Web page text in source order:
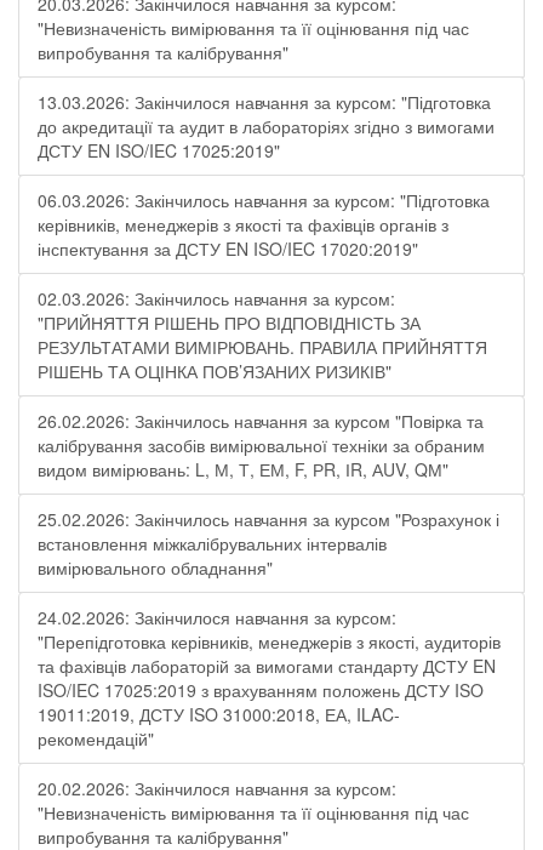
"Невизначеність вимірювання та її оцінювання під час
випробування та калібрування"
13.03.2026: Закінчилося навчання за курсом: "Підготовка
до акредитації та аудит в лабораторіях згідно з вимогами
ДСТУ EN ISO/IEC 17025:2019"
06.03.2026: Закінчилось навчання за курсом: "Підготовка
керівників, менеджерів з якості та фахівців органів з
інспектування за ДСТУ EN ISO/IEC 17020:2019"
02.03.2026: Закінчилось навчання за курсом:
"ПРИЙНЯТТЯ РІШЕНЬ ПРО ВІДПОВІДНІСТЬ ЗА
РЕЗУЛЬТАТАМИ ВИМІРЮВАНЬ. ПРАВИЛА ПРИЙНЯТТЯ
РІШЕНЬ ТА ОЦІНКА ПОВ’ЯЗАНИХ РИЗИКІВ"
26.02.2026: Закінчилось навчання за курсом "Повірка та
калібрування засобів вимірювальної техніки за обраним
видом вимірювань: L, М, Т, ЕМ, F, РR, ІR, АUV, QМ"
25.02.2026: Закінчилось навчання за курсом "Розрахунок і
встановлення міжкалібрувальних інтервалів
вимірювального обладнання"
24.02.2026: Закінчилося навчання за курсом:
"Перепідготовка керівників, менеджерів з якості, аудиторів
та фахівців лабораторій за вимогами стандарту ДСТУ EN
ISO/IEC 17025:2019 з врахуванням положень ДСТУ ISO
19011:2019, ДСТУ ISO 31000:2018, ЕА, ILAC-
рекомендацій"
20.02.2026: Закінчилося навчання за курсом:
"Невизначеність вимірювання та її оцінювання під час
випробування та калібрування"